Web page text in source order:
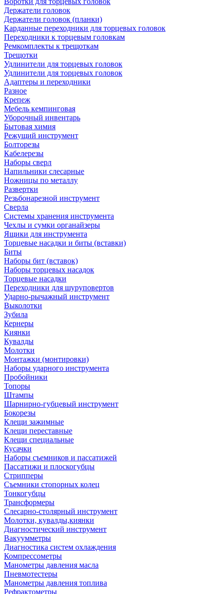
Держатели головок
Держатели головок (планки)
Карданные переходники для торцевых головок
Переходники к торцевым головкам
Ремкомплекты к трещоткам
Трещотки
Удлинители для торцевых головок
Удлинители для торцевых головок
Адаптеры и переходники
Разное
Крепеж
Мебель кемпинговая
Уборочный инвентарь
Бытовая химия
Режущий инструмент
Болторезы
Кабелерезы
Наборы сверл
Напильники слесарные
Ножницы по металлу
Развертки
Резьбонарезной инструмент
Сверла
Системы хранения инструмента
Чехлы и сумки органайзеры
Ящики для инструмента
Торцевые насадки и биты (вставки)
Биты
Наборы бит (вставок)
Наборы торцевых насадок
Торцевые насадки
Переходники для шуруповертов
Ударно-рычажный инструмент
Выколотки
Зубила
Кернеры
Киянки
Кувалды
Молотки
Монтажки (монтировки)
Наборы ударного инструмента
Пробойники
Топоры
Штампы
Шарнирно-губцевый инструмент
Бокорезы
Клещи зажимные
Клещи переставные
Клещи специальные
Кусачки
Наборы съемников и пассатижей
Пассатижи и плоскогубцы
Стрипперы
Съемники стопорных колец
Тонкогубцы
Трансформеры
Слесарно-столярный инструмент
Молотки, кувалды,киянки
Диагностический инструмент
Вакуумметры
Диагностика систем охлаждения
Компрессометры
Манометры давления масла
Пневмотестеры
Манометры давления топлива
Рефрактометры